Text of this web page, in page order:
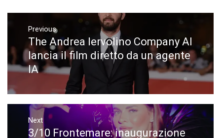
Navigazione
articoli
Previous
Previous
post:
The Andrea Iervolino Company AI
lancia il film diretto da un agente
IA
Next
Next
3/10 Frontemare: inaugurazione